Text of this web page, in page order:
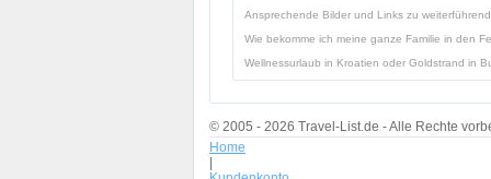
Ansprechende Bilder und Links zu
Wie bekomme ich meine ganze Familie in den
Wellnessurlaub in Kroatien oder Goldstrand in
© 2005 - 2026 Travel-List.de - Alle Rechte
Home